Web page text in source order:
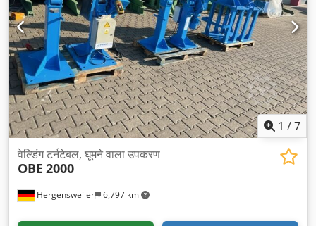
1 /7
Hergensweiler 6,797 km
वेल्डिंग टर्नटेबल, घूमने वाला उपकरण
OBE 2000